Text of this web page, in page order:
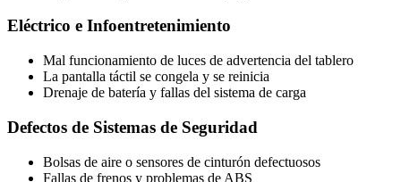
Eléctrico e Infoentretenimiento
Mal funcionamiento de luces de advertencia del tablero
La pantalla táctil se congela y se reinicia
Drenaje de batería y fallas del sistema de carga
Defectos de Sistemas de Seguridad
Bolsas de aire o sensores de cinturón defectuosos
Fallas de frenos y problemas de ABS